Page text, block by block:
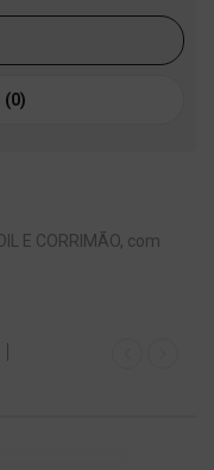
(0)
E CORRIMÃO, com